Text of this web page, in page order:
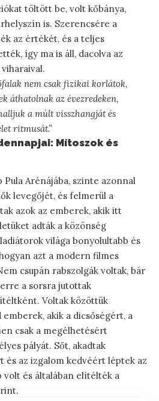
töltött be, volt kőbánya,
is. Szerencsére a
az értékét, és a teljes
így ma is áll, dacolva az
nem csak fizikai korlátok,
áthatolnak az évezredeken,
a múlt visszhangját és
ritmusát.”
Mítoszok és
Arénájába, szinte azonnal
levegőjét, és felmerül a
azok az emberek, akik itt
adták a közönség
világa bonyolultabb és
azt a modern filmes
csupán rabszolgák voltak, bár
a sorsra jutottak
Voltak közöttük
akik a dicsőségért, a
csak a megélhetésért
pályát. Sőt, akadtak
és az izgalom kedvéért léptek az
volt és általában elítélték a